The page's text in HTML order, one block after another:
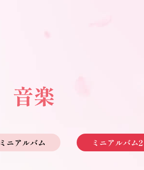
ミニアルバム ミニアルバム2